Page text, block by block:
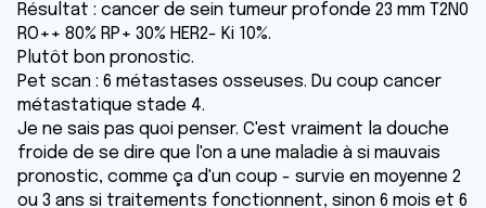
Résultat : cancer de sein tumeur profonde 23 mm T2N0
RO++ 80% RP+ 30% HER2- Ki 10%.
Plutôt bon pronostic.
Pet scan : 6 métastases osseuses. Du coup cancer
métastatique stade 4.
Je ne sais pas quoi penser. C'est vraiment la douche
froide de se dire que l'on a une maladie à si mauvais
pronostic, comme ça d'un coup - survie en moyenne 2
ou 3 ans si traitements fonctionnent, sinon 6 mois et 6